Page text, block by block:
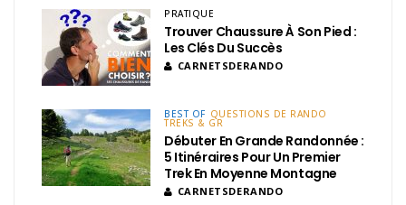
PRATIQUE
Trouver Chaussure À Son Pied :
Les Clés Du Succès
CARNETSDERANDO
BEST OF QUESTIONS DE RANDO
TREKS & GR
Débuter En Grande Randonnée :
5 Itinéraires Pour Un Premier
Trek En Moyenne Montagne
CARNETSDERANDO